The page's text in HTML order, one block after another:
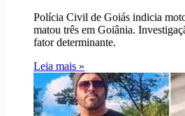
Polícia Civil de Goiás indicia
matou três em Goiânia.
fator determinante.
Leia mais »